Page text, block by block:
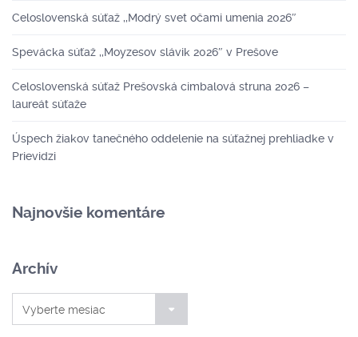
Celoslovenská súťaž ,,Modrý svet očami umenia 2026″
Spevácka súťaž ,,Moyzesov slávik 2026″ v Prešove
Celoslovenská súťaž Prešovská cimbalová struna 2026 –
laureát súťaže
Úspech žiakov tanečného oddelenie na súťažnej prehliadke v
Prievidzi
Najnovšie komentáre
Archív
Vyberte mesiac